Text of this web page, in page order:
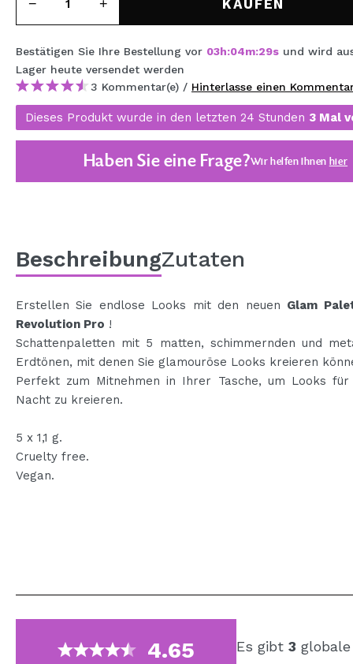
KOREA ZONE
TRAVEL SIZE
NATURE
SPECIALS
BALD VERFÜGBAR
KAUFEN
Bestätigen Sie Ihre Bestellung vor 03h:04m:28s und wird
Lager heute versendet werden
3 Kommentar(e) / Hinterlasse einen
Dieses Produkt wurde in den letzten 24 Stunden 3 Mal
Haben Sie eine Frage?Wir helfen Ihnen hier
BeschreibungZutaten
Erstellen Sie endlose Looks mit den neuen Glam
Revolution Pro !
Schattenpaletten mit 5 matten, schimmernden und
Erdtönen, mit denen Sie glamouröse Looks kreieren
Perfekt zum Mitnehmen in Ihrer Tasche, um Looks für
Nacht zu kreieren.
5 x 1,1 g.
Cruelty free.
Vegan.
4.65 Es gibt 3